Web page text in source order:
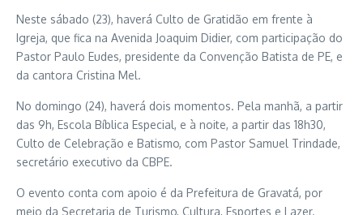
Neste sábado (23), haverá Culto de Gratidão em frente à
Igreja, que fica na Avenida Joaquim Didier, com participação do
Pastor Paulo Eudes, presidente da Convenção Batista de PE, e
da cantora Cristina Mel.
No domingo (24), haverá dois momentos. Pela manhã, a partir
das 9h, Escola Bíblica Especial, e à noite, a partir das 18h30,
Culto de Celebração e Batismo, com Pastor Samuel Trindade,
secretário executivo da CBPE.
O evento conta com apoio é da Prefeitura de Gravatá, por
meio da Secretaria de Turismo, Cultura, Esportes e Lazer.